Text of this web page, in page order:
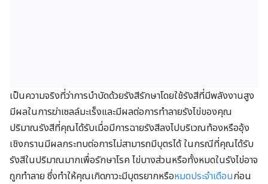
เป็นความจริงที่ว่าการบำบัดด้วยรังสีรักษาโดยใช้รังสีที่มีพลังงานสูง
มีผลในการฆ่าเซลล์มะเร็งและมีผลต่อการทำลายรังไข่ของคุณ
ปริมาณรังสีที่คุณได้รับเมื่อมีการฉายรังสีลงไปบริเวณท้องหรืออุ้ง
เชิงกรานมีผลกระทบต่อการไม่สามารถมีบุตรได้ ในกรณีที่คุณได้รับ
รังสีในปริมาณมากเพื่อรักษาโรค ไข่บางส่วนหรือทั้งหมดในรังไข่อาจ
ถูกทำลาย ซึ่งทำให้คุณเกิดภาวะมีบุตรยากหรือหมดประจำเดือนก่อน